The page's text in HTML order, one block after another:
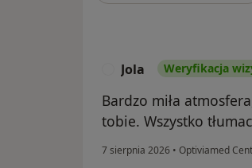
Jola Weryfikacja
Bardzo miła
tobie. Wszystko
7 sierpnia 2026 • Optiviamed